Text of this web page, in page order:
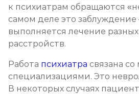
к психиатрам обращаются
самом деле это
выполняется лечение
расстройств.
Работа психиатра связана
специализациями. Это
В некоторых случаях